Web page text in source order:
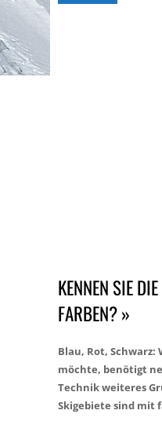
KENNEN SIE
FARBEN? »
Blau, Rot, Schwarz:
möchte, benötigt
Technik weiteres
Skigebiete sind mit